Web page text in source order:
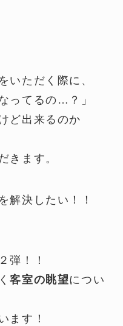
いただく際に、
ってるの…？」
ど出来るのか
きます。
解決したい！！
弾！！
客室の眺望につい
ます！